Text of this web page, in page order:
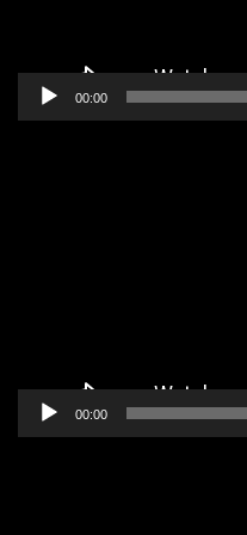
00:00
00:00